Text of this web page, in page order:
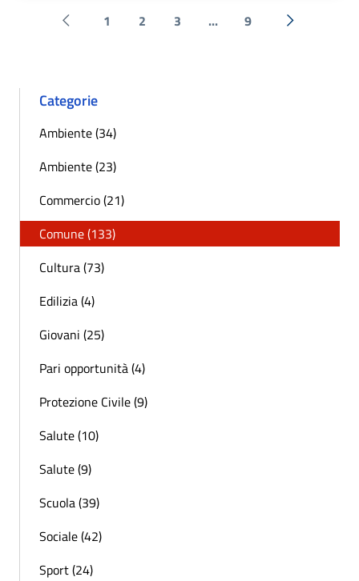
Pagina precedente
1 2 3 ... 9 Successiva
Categorie
Ambiente (34)
Ambiente (23)
Commercio (21)
Comune (133)
Cultura (73)
Edilizia (4)
Giovani (25)
Pari opportunità (4)
Protezione Civile (9)
Salute (10)
Salute (9)
Scuola (39)
Sociale (42)
Sport (24)